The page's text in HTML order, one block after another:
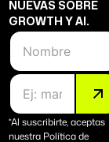
NUEVAS SOBRE
GROWTH Y AI.
N
m
b
e
C
r
r
*Al suscribirte, aceptas
nuestra Política de